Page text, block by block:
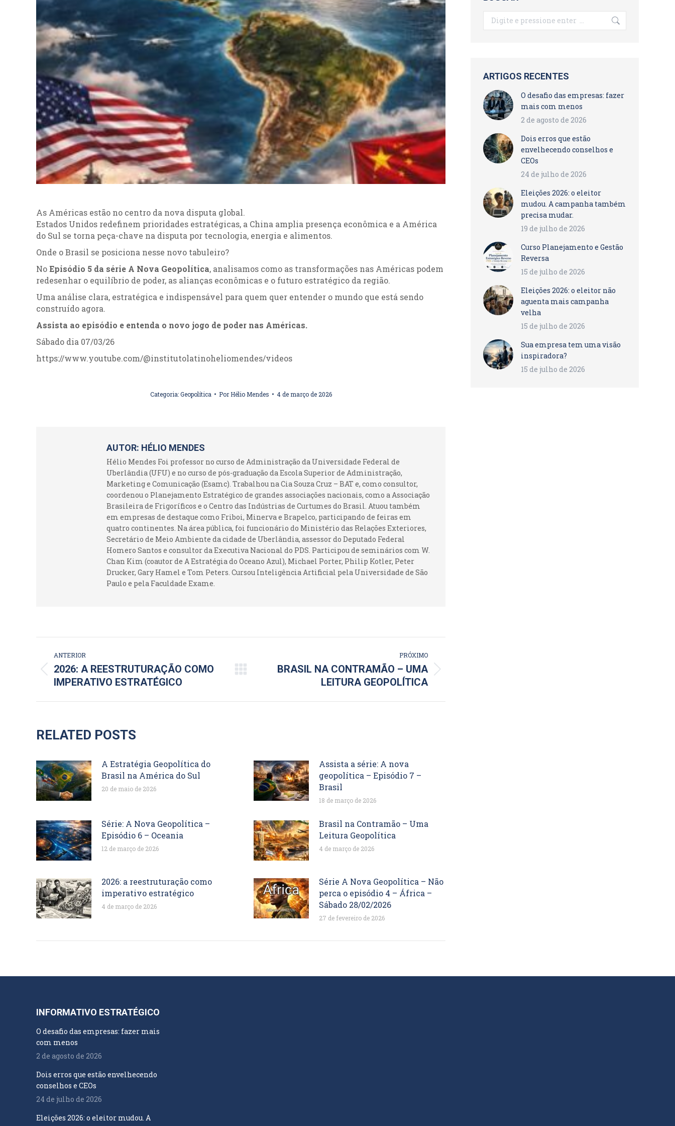
As Américas estão no centro da nova disputa global.
Estados Unidos redefinem prioridades estratégicas, a China amplia presença econômica e a América
do Sul se torna peça-chave na disputa por tecnologia, energia e alimentos.
Onde o Brasil se posiciona nesse novo tabuleiro?
NoEpisódio 5 da série A Nova Geopolítica, analisamos como as transformações nas Américas podem
redesenhar o equilíbrio de poder, as alianças econômicas e o futuro estratégico da região.
Uma análise clara, estratégica e indispensável para quem quer entender o mundo que está sendo
construído agora.
Assista ao episódio e entenda o novo jogo de poder nas Américas.
Sábado dia 07/03/26
https://www.youtube.com/@institutolatinoheliomendes/videos
Categoria:Geopolítica PorHélio Mendes 4 de março de 2026
AUTOR: HÉLIO MENDES
Hélio Mendes Foi professor no curso de Administração da Universidade Federal de
Uberlândia (UFU) e no curso de pós-graduação da Escola Superior de Administração,
Marketing e Comunicação (Esamc). Trabalhou na Cia Souza Cruz – BAT e, como consultor,
coordenou o Planejamento Estratégico de grandes associações nacionais, como a Associação
Brasileira de Frigoríficos e o Centro das Indústrias de Curtumes do Brasil. Atuou também
em empresas de destaque como Friboi, Minerva e Brapelco, participando de feiras em
quatro continentes. Na área pública, foi funcionário do Ministério das Relações Exteriores,
Secretário de Meio Ambiente da cidade de Uberlândia, assessor do Deputado Federal
Homero Santos e consultor da Executiva Nacional do PDS. Participou de seminários com W.
Chan Kim (coautor de A Estratégia do Oceano Azul), Michael Porter, Philip Kotler, Peter
Drucker, Gary Hamel e Tom Peters. Cursou Inteligência Artificial pela Universidade de São
Paulo e pela Faculdade Exame.
DE
POST:
ANTERIOR
Post
anterior:
2026: A REESTRUTURAÇÃO COMO
IMPERATIVO ESTRATÉGICO
PRÓXIMO
Próximo
BRASIL NA CONTRAMÃO – UMA
LEITURA GEOPOLÍTICA
RELATED POSTS
A Estratégia Geopolítica do
Brasil na América do Sul
20 de maio de 2026
Assista a série: A nova
geopolítica – Episódio 7 –
Brasil
18 de março de 2026
Série: A Nova Geopolítica –
Episódio 6 – Oceania
12 de março de 2026
Brasil na Contramão – Uma
Leitura Geopolítica
4 de março de 2026
2026: a reestruturação como
imperativo estratégico
4 de março de 2026
Série A Nova Geopolítica – Não
perca o episódio 4 – África –
Sábado 28/02/2026
27 de fevereiro de 2026
Search:
ARTIGOS RECENTES
O desafio das empresas: fazer
mais com menos
2 de agosto de 2026
Dois erros que estão
envelhecendo conselhos e
CEOs
24 de julho de 2026
Eleições 2026: o eleitor
mudou. A campanha também
precisa mudar.
19 de julho de 2026
Curso Planejamento e Gestão
Reversa
15 de julho de 2026
Eleições 2026: o eleitor não
aguenta mais campanha
velha
15 de julho de 2026
Sua empresa tem uma visão
inspiradora?
15 de julho de 2026
INFORMATIVO ESTRATÉGICO
O desafio das empresas: fazer mais
com menos
2 de agosto de 2026
Dois erros que estão envelhecendo
conselhos e CEOs
24 de julho de 2026
Eleições 2026: o eleitor mudou. A